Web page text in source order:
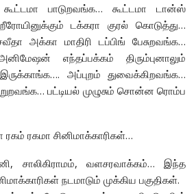
பாடுறவங்க… கூட்டமா டான்ஸ்
டக்கரா குரல் கொடுத்து…
அக்கா மாதிரி டப்பிங் பேசுறவங்க…
எந்தப்பக்கம் திரும்புனாலும்
அப்புறம் துவைக்கிறவங்க…
பட்டியல் முழுசும் சொன்ன ரொம்ப
ரகமா சினிமாக்காரிகள்…
சாலிகிராமம், வளசரவாக்கம்… இந்த
நடமாடும் முக்கிய பகுதிகள்.